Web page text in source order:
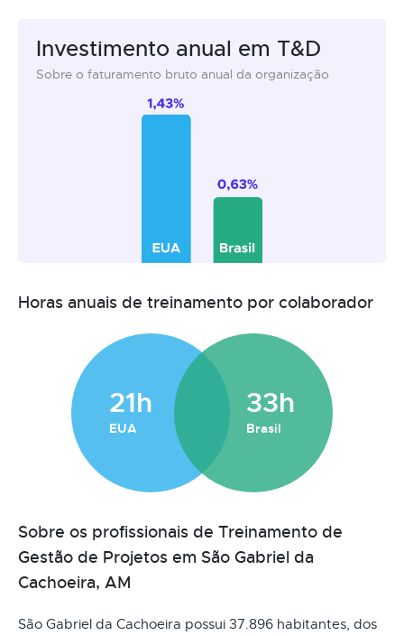
Investimento anual em T&D
Sobre o faturamento bruto anual da organização
Horas anuais de treinamento por colaborador
21h
EUA
33h
Brasil
Sobre os profissionais de Treinamento de
Gestão de Projetos em São Gabriel da
Cachoeira, AM
São Gabriel da Cachoeira possui 37.896 habitantes, dos